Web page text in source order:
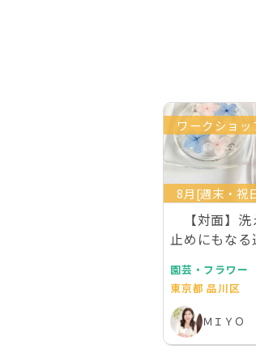
ワークショッ
8月[週末・祝
【対面】洗
止めにもな
園芸・フラワー
東京都 品川区
ＭＩＹＯ